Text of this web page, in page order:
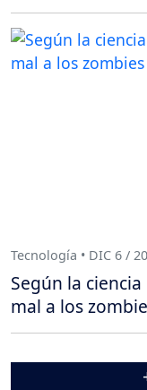
Tecnología • DIC 6 /
Según la ciencia
mal a los